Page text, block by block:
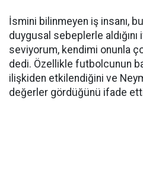
İsmini bilinmeyen iş insanı, bu
duygusal sebeplerle
seviyorum, kendimi onunla
dedi. Özellikle futbolcunun
ilişkiden etkilendiğini ve
değerler gördüğünü ifade